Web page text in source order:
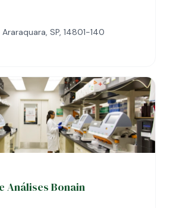
SP, 14801-140
Análises Bonain